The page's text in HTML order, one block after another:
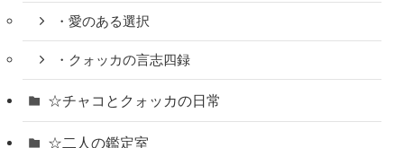
・愛のある選択
・クォッカの言志四録
☆チャコとクォッカの日常
☆二人の鑑定室